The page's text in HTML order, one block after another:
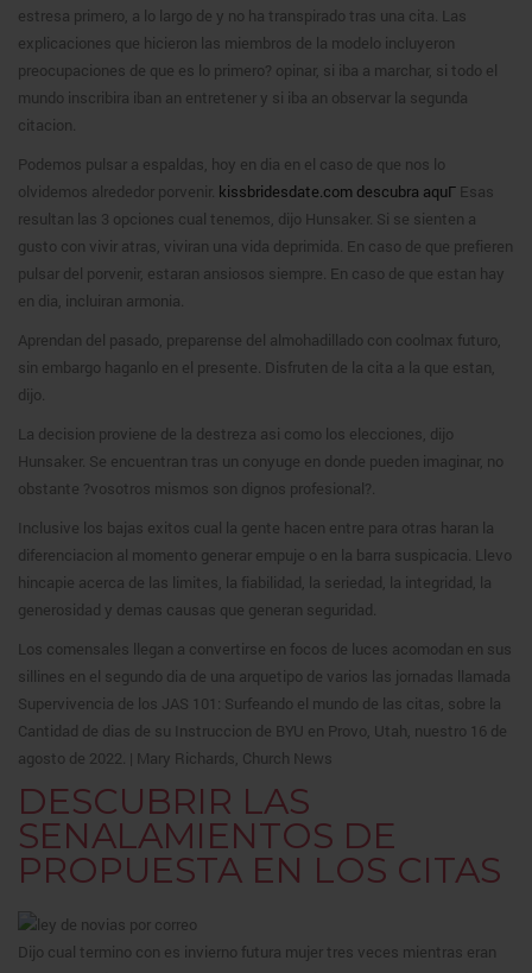
estresa primero, a lo largo de y no ha transpirado tras una cita. Las
explicaciones que hicieron las miembros de la modelo incluyeron
preocupaciones de que es lo primero? opinar, si iba a marchar, si todo el
mundo inscribira iban an entretener y si iba an observar la segunda
citacion.
Podemos pulsar a espaldas, hoy en dia en el caso de que nos lo
olvidemos alrededor porvenir. kissbridesdate.com descubra aquГ­ Esas
resultan las 3 opciones cual tenemos, dijo Hunsaker. Si se sienten a
gusto con vivir atras, viviran una vida deprimida. En caso de que prefieren
pulsar del porvenir, estaran ansiosos siempre. En caso de que estan hay
en dia, incluiran armonia.
Aprendan del pasado, preparense del almohadillado con coolmax futuro,
sin embargo haganlo en el presente. Disfruten de la cita a la que estan,
dijo.
La decision proviene de la destreza asi como los elecciones, dijo
Hunsaker. Se encuentran tras un conyuge en donde pueden imaginar, no
obstante ?vosotros mismos son dignos profesional?.
Inclusive los bajas exitos cual la gente hacen entre para otras haran la
diferenciacion al momento generar empuje o en la barra suspicacia. Llevo
hincapie acerca de las limites, la fiabilidad, la seriedad, la integridad, la
generosidad y demas causas que generan seguridad.
Los comensales llegan a convertirse en focos de luces acomodan en sus
sillines en el segundo dia de una arquetipo de varios las jornadas llamada
Supervivencia de los JAS 101: Surfeando el mundo de las citas, sobre la
Cantidad de dias de su Instruccion de BYU en Provo, Utah, nuestro 16 de
agosto de 2022. | Mary Richards, Church News
DESCUBRIR LAS
SENALAMIENTOS DE
PROPUESTA EN LOS CITAS
Dijo cual termino con es invierno futura mujer tres veces mientras eran